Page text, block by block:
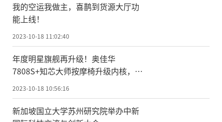
我的空运我做主，喜鹊到货源大厅功
能上线！
2023-10-18 11:02:40
年度明星旗舰再升级！奥佳华
7808S+知芯大师按摩椅升级内核，高
定回归！
2023-10-18 10:56:16
新加坡国立大学苏州研究院举办中新